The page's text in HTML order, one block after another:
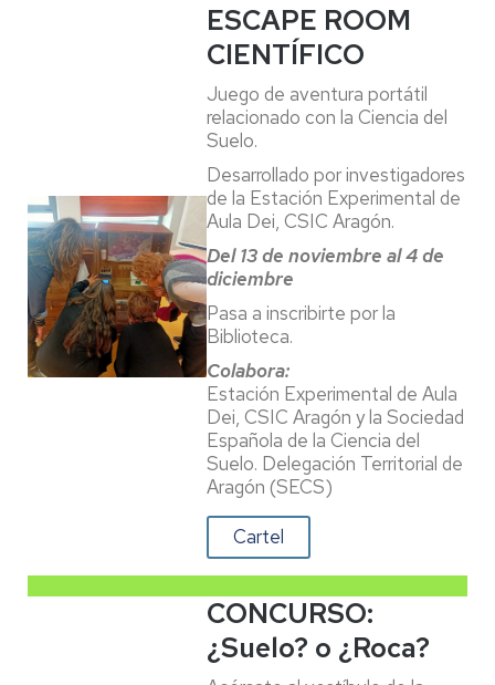
ESCAPE ROOM
CIENTÍFICO
Juego de aventura portátil
relacionado con la Ciencia del
Suelo.
Desarrollado por investigadores
de la Estación Experimental de
Aula Dei, CSIC Aragón.
Del 13 de noviembre al 4 de
diciembre
Pasa a inscribirte por la
Biblioteca.
Colabora:
Estación Experimental de Aula
Dei, CSIC Aragón y la Sociedad
Española de la Ciencia del
Suelo. Delegación Territorial de
Aragón (SECS)
Cartel
CONCURSO:
¿Suelo? o ¿Roca?